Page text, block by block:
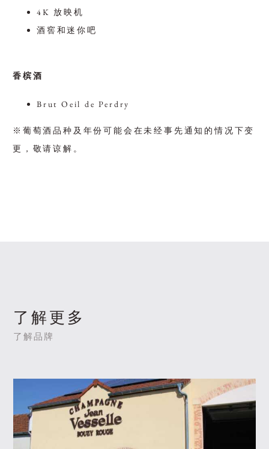
4K 放映机
酒窖和迷你吧
香槟酒
Brut Oeil de Perdry
※葡萄酒品种及年份可能会在未经事先通知的情况下变
更，敬请谅解。
了解更多
了解品牌